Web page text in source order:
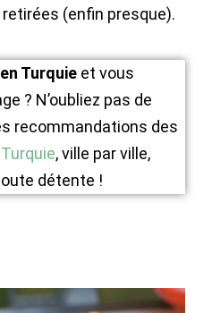
(enfin presque).
Turquie et vous
? N’oubliez pas de
recommandations des
, ville par ville,
détente !